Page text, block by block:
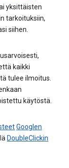
yksittäisten
tarkoituksiin,
siihen.
kaikki
tulee ilmoitus.
käytöstä.
Googlen
DoubleClickin